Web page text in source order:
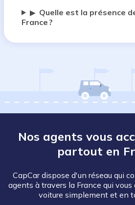
▶ Quelle est la présence
France ?
Nos agents vous
partout en
CapCar dispose d'un réseau qui
agents à travers la France qui
voiture simplement et en